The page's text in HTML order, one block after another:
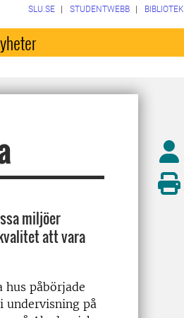
SLU.SE STUDENTWEBB BIBLIOTEK
miljöer
att vara
påbörjade
på